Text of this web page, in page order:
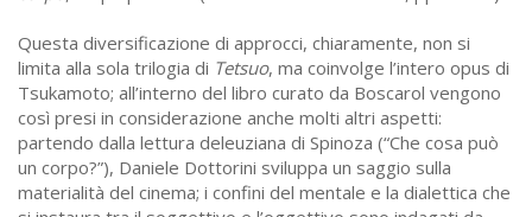
Questa diversificazione di approcci, chiaramente, non si
limita alla sola trilogia di Tetsuo, ma coinvolge l’intero opus di
Tsukamoto; all’interno del libro curato da Boscarol vengono
così presi in considerazione anche molti altri aspetti:
partendo dalla lettura deleuziana di Spinoza (“Che cosa può
un corpo?”), Daniele Dottorini sviluppa un saggio sulla
materialità del cinema; i confini del mentale e la dialettica che